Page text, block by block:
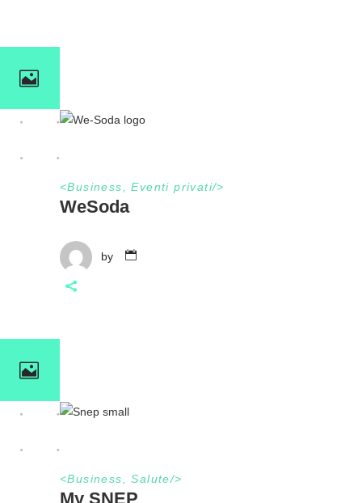
<Business ,Eventi privati/>
WeSoda
by
<Business ,Salute/>
My SNEP